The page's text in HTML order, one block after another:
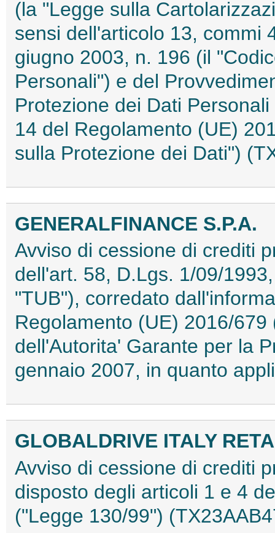
(la "Legge sulla
sensi dell'articolo 13, commi
giugno 2003, n. 196 (il
Personali") e del
Protezione dei Dati
14 del Regolamento (UE)
sulla Protezione dei Dati")
GENERALFINANCE S.P.A.
Avviso di cessione di crediti
dell'art. 58, D.Lgs. 1/09/
"TUB"), corredato
Regolamento (UE) 2016/
dell'Autorita' Garante per la
gennaio 2007, in quanto
GLOBALDRIVE ITALY
Avviso di cessione di crediti
disposto degli articoli 1 e 4
("Legge 130/99")